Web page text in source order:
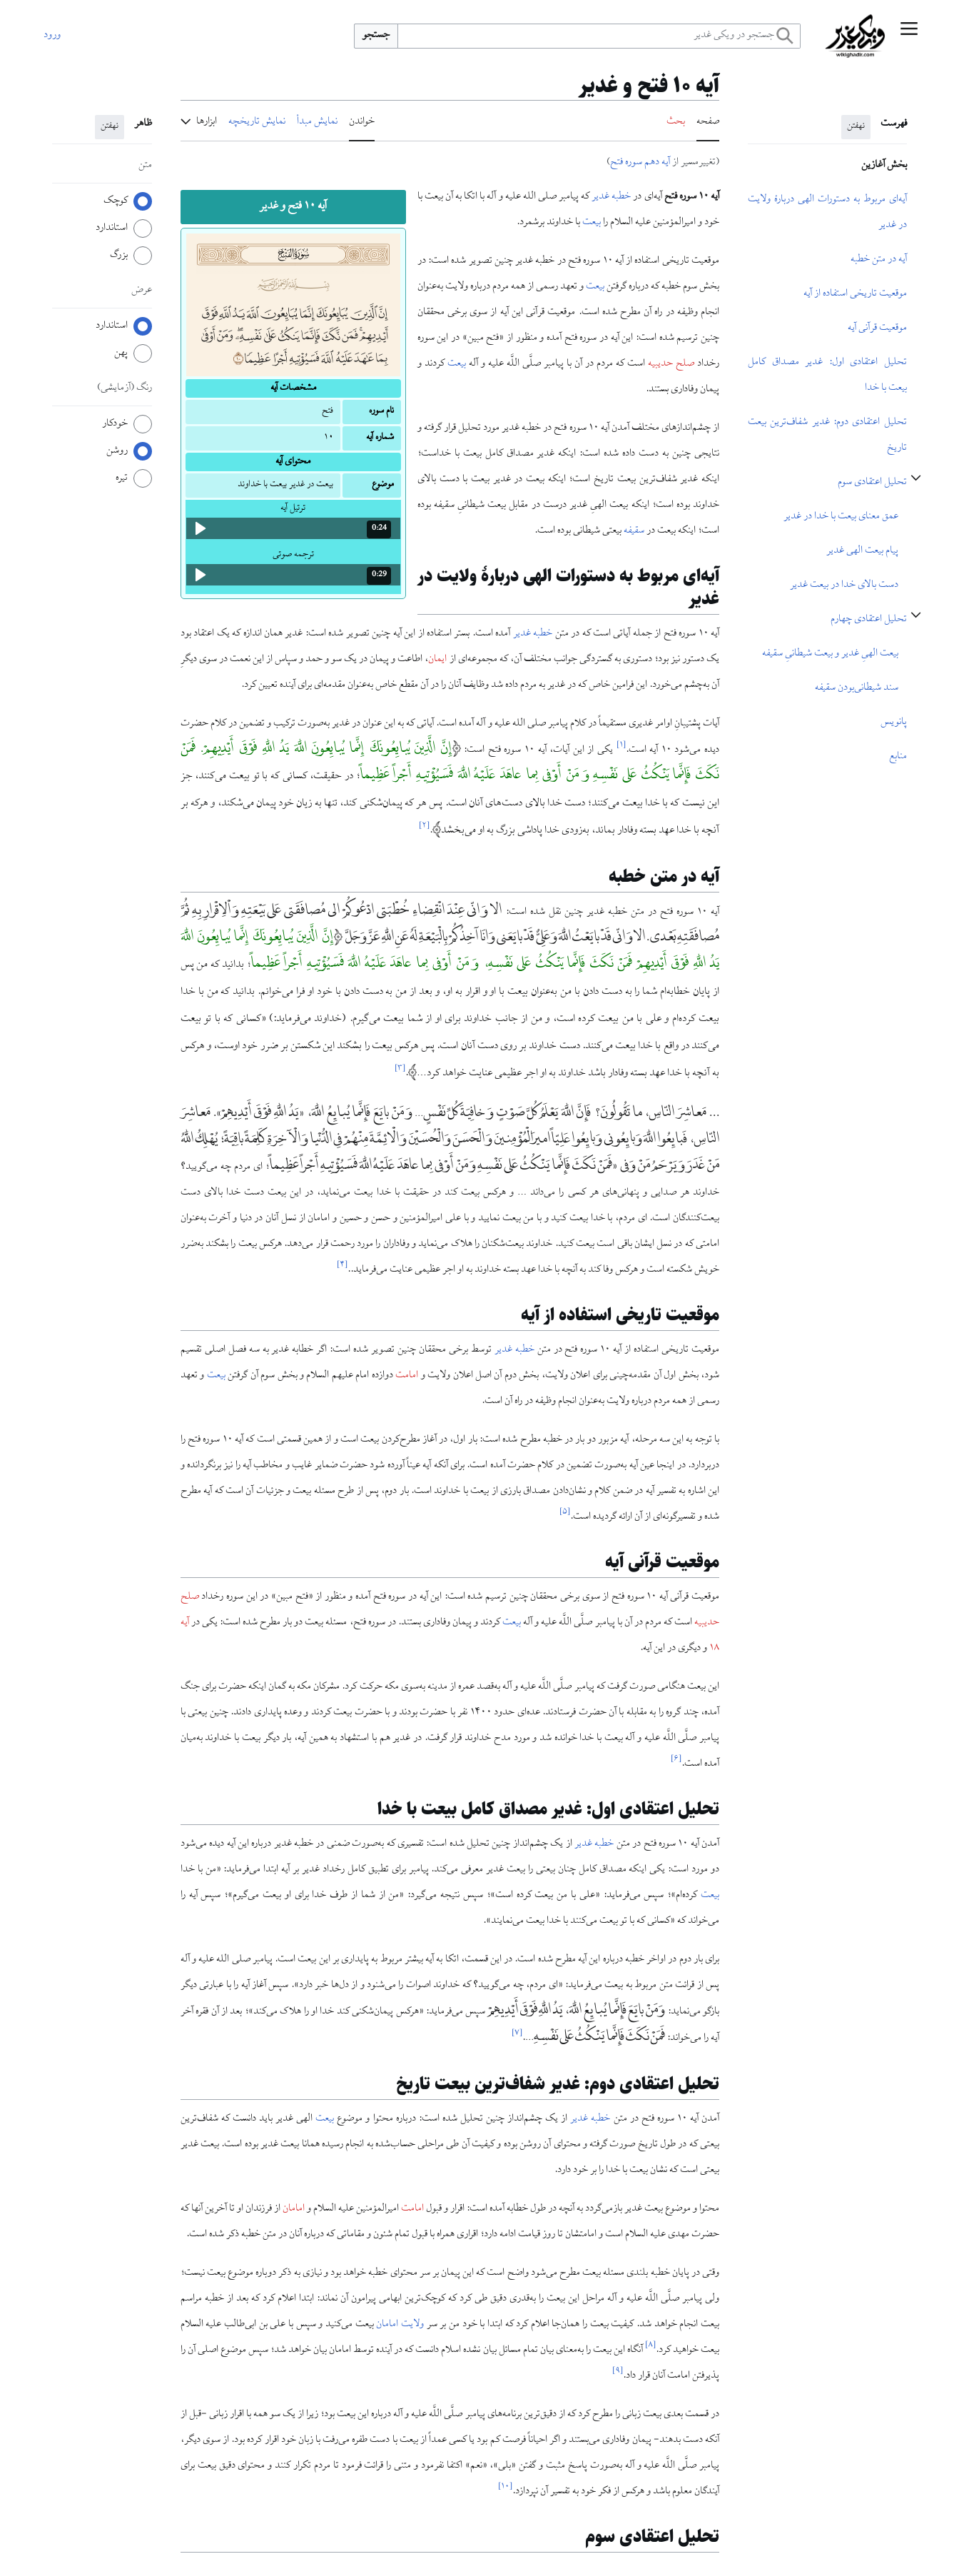
منوی اصلی جستجو ورود
فهرست نهفتن
بخش آغازین
آیه‌ای مربوط به دستورات الهی دربارهٔ ولایت
در غدیر
آیه در متن خطبه
موقعیت تاریخی استفاده از آیه
موقعیت قرآنی آیه
تحلیل اعتقادی اول: غدیر مصداق کامل
بیعت با خدا
تحلیل اعتقادی دوم: غدیر شفاف‌ترین بیعت
تاریخ
تحلیل اعتقادی سوم
تغییر وضعیت زیربخش‌های تحلیل اعتقادی سوم
عمق معنای بیعت با خدا در غدیر
پیام بیعت الهی غدیر
دست بالای خدا در بیعت غدیر
تحلیل اعتقادی چهارم
تغییر وضعیت زیربخش‌های تحلیل اعتقادی چهارم
بیعت الهیِ غدیر و بیعت شیطانیِ سقیفه
سند شیطانی‌بودن سقیفه
پانویس
منابع
آیه ۱۰ فتح و غدیر
صفحه بحث خواندن نمایش مبدأ نمایش تاریخچه ابزارها ظاهر نهفتن
متن
کوچک
استاندارد
بزرگ
عرض
استاندارد
پهن
رنگ(آزمایشی)
خودکار
روشن
تیره
(تغییرمسیر ازآیه دهم سوره فتح)
آیه ۱۰ فتح و غدیر
مشخصات آیه
نام سوره
فتح
شماره آیه
۱۰
محتوای آیه
موضوع
بیعت در غدیر بیعت با خداوند
ترتیل آیه
مدت: 24 ثانیه
0:24
ترجمه صوتی
مدت: 29 ثانیه
0:29
آیه ۱۰ سوره فتح آیه‌ای درخطبه غدیرکه پیامبر صلی الله علیه و آله با اتکا به آن بیعت با
خود و امیرالمؤمنین علیه السلام رابیعتبا خداوند برشمرد.
موقعیت تاریخی استفاده از آیه ۱۰ سوره فتح در خطبه غدیر چنین تصویر شده است: در
بخش سوم خطبه که درباره گرفتنبیعتو تعهد رسمی از همه مردم درباره ولایت به‌عنوان
انجام وظیفه در راه آن مطرح شده است. موقعیت قرآنی این آیه از سوی برخی محققان
چنین ترسیم شده است: این آیه در سوره فتح آمده و منظور از «فتح مبین» در این سوره
رخدادصلح حدیبیهاست که مردم در آن با پیامبر صلَّی اللَّه علیه و آلهبیعتکردند و
پیمان وفاداری بستند.
از چشم‌اندازهای مختلف آمدن آیه ۱۰ سوره فتح در خطبه غدیر مورد تحلیل قرار گرفته و
نتایجی چنین به دست داده شده است: اینکه غدیر مصداق کامل بیعت با خداست؛
اینکه غدیر شفاف‌ترین بیعت تاریخ است؛ اینکه بیعت در غدیر بیعت با دست بالای
خداوند بوده است؛ اینکه بیعت الهیِ غدیر درست در مقابل بیعت شیطانیِ سقیفه بوده
است؛ اینکه بیعت درسقیفهبیعتی شیطانی بوده است.
آیه‌ای مربوط به دستورات الهی دربارهٔ ولایت در
غدیر
آیه ۱۰ سوره فتح از جمله آیاتی است که در متن خطبه غدیرآمده است. بستر استفاده از این آیه چنین تصویر شده است: غدیر همان اندازه که یک اعتقاد بود
یک دستور نیز بود؛ دستوری به گستردگی جوانب مختلف آن، که مجموعه‌ای ازایمان، اطاعت و پیمان در یک سو و حمد و سپاس از این نعمت در سوی دیگرِ
آن به‌چشم می‌خورد. این فرامین خاص که در غدیر به مردم داده شد وظایف آنان را در آن مقطع خاص به‌عنوان مقدمه‌ای برای آینده تعیین کرد.
آیات پشتیبانِ اوامر غدیری مستقیماً در کلام پیامبر صلی الله علیه و آله آمده است. آیاتی که به این عنوان در غدیر به‌صورت ترکیب و تضمین در کلام حضرت
دیده می‌شود ۱۰ آیه است.
[۱] یکی از این آیات، آیه ۱۰ سوره فتح است:
إِنَّ الَّذِینَ یُبایِعُونَکَ إِنَّما یُبایِعُونَ اللَّهَ یَدُ اللَّهِ فَوْقَ أَیْدِیهِمْ. فَمَنْ
نَکَثَ فَإِنَّما یَنْکُثُ عَلی نَفْسِهِ وَ مَنْ أَوْفی بِما عاهَدَ عَلَیْهُ اللَّهَ فَسَیُؤْتِیهِ أَجْراً عَظِیماً؛ در حقیقت، کسانی که با تو بیعت می‌کنند، جز
این نیست که با خدا بیعت می‌کنند؛ دست خدا بالای دست‌های آنان است. پس هر که پیمان‌شکنی کند، تنها به زیان خود پیمان می‌شکند، و هرکه بر
آنچه با خدا عهد بسته وفادار بماند، به‌زودی خدا پاداشی بزرگ به او می‌بخشد .
[۲]
آیه در متن خطبه
آیه ۱۰ سوره فتح در متن خطبه غدیر چنین نقل شده است:
الا وَ انّى عِنْدَ انْقِضاءِ خُطْبَتى ادْعُوكُمْ الى مُصافَقَتى عَلى بَيْعَتِهِ وَ اْلِاقْرارِ بِهِ ثُمَّ
مُصافَقَتِهِ بَعْدى. الا وَ انّى قَدْ بايَعْتُ اللَّهَ وَ عَلِىٌّ قَدْ بايَعَنى وَ انَا آخِذُكُمْ بِالْبَيْعَةِ لَهُ عَنِ اللَّهِ عَزَّ وَجَلَّ إِنَّ الَّذِینَ یُبایِعُونَکَ إِنَّما یُبایِعُونَ اللَّهَ
یَدُ اللَّهِ فَوْقَ أَیْدِیهِمْ فَمَنْ نَکَثَ فَإِنَّما یَنْکُثُ عَلی نَفْسِهِ، وَ مَنْ أَوْفی بِما عاهَدَ عَلَیْهُ اللَّهَ فَسَیُؤْتِیهِ أَجْراً عَظِیماً؛ بدانید که من پس
از پایان خطابه‌ام شما را به دست دادن با من به‌عنوان بیعت با او و اقرار به او، و بعد از من به دست دادن با خود او فرا می‌خوانم. بدانید که من با خدا
بیعت کرده‌ام و علی با من بیعت کرده است، و من از جانب خداوند برای او از شما بیعت می‌گیرم. (خداوند می‌فرماید:) «کسانی که با تو بیعت
می‌کنند در واقع با خدا بیعت می‌کنند. دست خداوند بر روی دست آنان است. پس هرکس بیعت را بشکند این شکستن بر ضرر خود اوست، و هرکس
به آنچه با خدا عهد بسته وفادار باشد خداوند به او اجر عظیمی عنایت خواهد کرد… .
[۳]
... مَعاشِرَ النّاسِ، ما تَقُولُونَ؟ فَإِنَّ اللَّهَ يَعْلَمُ كُلَّ صَوْتٍ وَ خافِيَةَ كُلِّ نَفْسٍ… وَ مَنْ بايَعَ فَإِنَّما يُبايِعُ اللَّهَ، «يَدُ اللَّهِ فَوْقَ أَيْدِيهِمْ». مَعاشِرَ
النّاسِ، فَبايِعُوا اللَّهَ وَ بايِعُونى وَ بايِعُوا عَلِيّاً اميرَالْمُؤْمِنينَ وَ الْحَسَنَ وَ الْحُسَيْنَ وَ الْائِمَّةَ مِنْهُمْ فِى الدُّنْيا وَ الْآخِرَةِ كَلِمَةً باقِيَةً؛ يُهْلِكُ اللَّهُ
مَنْ غَدَرَ وَ يَرْحَمُ مَنْ وَفى «فَمَنْ نَكَثَ فَإِنَّما يَنْكُثُ عَلى نَفْسِهِ وَ مَنْ أَوْفى بِما عاهَدَ عَلَيْهُ اللَّهَ فَسَيُؤْتِيهِ أَجْراً عَظِيماً؛ اى مردم چه مى‌گوييد؟
خداوند هر صدايى و پنهانى‌هاى هر كسى را مى‌داند … و هركس بيعت كند در حقيقت با خدا بيعت مى‌نمايد، در اين بيعت دست خدا بالاى دست
بيعت‌كنندگان است. اى مردم، با خدا بيعت كنيد و با من بيعت نماييد و با على اميرالمؤمنين و حسن و حسين و امامان از نسل آنان در دنيا و آخرت به‌عنوان
امامتى كه در نسل ايشان باقى است بيعت كنيد. خداوند بيعت‌شكنان را هلاک مى‌نمايد و وفاداران را مورد رحمت قرار مى‌دهد. هركس بيعت را بشكند به‌ضرر
خويش شكسته است و هركس وفا كند به آنچه با خدا عهد بسته خداوند به او اجر عظيمى عنايت مى‌فرمايد..[۴]
موقعیت تاریخی استفاده از آیه
موقعیت تاریخی استفاده از آیه ۱۰ سوره فتح در متن خطبه غدیرتوسط برخی محققان چنین تصویر شده است: اگر خطابه غدیر به سه فصل اصلی تقسیم
شود، بخش اول آن مقدمه‌چینی برای اعلان ولایت، بخش دوم آن اصل اعلان ولایت وامامتدوازده امام علیهم السلام و بخش سوم آن گرفتنبیعتو تعهد
رسمی از همه مردم درباره ولایت به‌عنوان انجام وظیفه در راه آن است.
با توجه به این سه مرحله، آیه مزبور دو بار در خطبه مطرح شده است: بار اول، در آغاز مطرح‌کردن بیعت است و از همین قسمتی است که آیه ۱۰ سوره فتح را
دربردارد. در اینجا عین آیه به‌صورت تضمین در کلام حضرت آمده است. برای آنکه آیه عیناً آورده شود حضرت ضمایر غایب و مخاطب آیه را نیز برنگردانده و
این اشاره به تفسیر آیه در ضمن کلام و نشان‌دادن مصداق بارزی از بیعت با خداوند است. بار دوم، پس از طرح مسئله بیعت و جزئیات آن است که آیه مطرح
شده و تفسیرگونه‌ای از آن ارائه گردیده است.[۵]
موقعیت قرآنی آیه
موقعیت قرآنی آیه ۱۰ سوره فتح از سوی برخی محققان چنین ترسیم شده است: این آیه در سوره فتح آمده و منظور از «فتح مبین» در این سوره رخداد
صلح
حدیبیهاست که مردم در آن با پیامبر صلَّی اللَّه علیه و آلهبیعتکردند و پیمان وفاداری بستند. در سوره فتح، مسئله بیعت دو بار مطرح شده است: یکی درآیه
۱۸و دیگری در این آیه.
این بیعت هنگامی صورت گرفت که پیامبر صلَّی اللَّه علیه و آله به‌قصد عمره از مدینه به‌سوی مکه حرکت کرد. مشرکان مکه به گمان اینکه حضرت برای جنگ
آمده، چند گروه را به مقابله با آن حضرت فرستادند. عده‌ای حدود ۱۴۰۰ نفر با حضرت بودند و با حضرت بیعت کردند و وعده پایداری دادند. چنین بیعتی با
پیامبر صلَّی اللَّه علیه و آله بیعت با خدا خوانده شد و مورد مدح خداوند قرار گرفت. در غدیر هم با استشهاد به همین آیه، بار دیگر بیعت با خداوند به‌میان
آمده است.[۶]
تحلیل اعتقادی اول: غدیر مصداق کامل بیعت با خدا
آمدن آیه ۱۰ سوره فتح در متن خطبه غدیراز یک چشم‌انداز چنین تحلیل شده است: تفسیری که به‌صورت ضمنی در خطبه غدیر درباره این آیه دیده می‌شود
دو مورد است: یکی اینکه مصداق کامل چنان بیعتی را بیعت غدیر معرفی می‌کند. پیامبر برای تطبیق کامل رخداد غدیر بر آیه ابتدا می‌فرماید: «من با خدا
بیعتکرده‌ام»؛ سپس می‌فرماید: «علی با من بیعت کرده است»؛ سپس نتیجه می‌گیرد: «من از شما از طرف خدا برای او بیعت می‌گیرم»؛ سپس آیه را
می‌خواند که «کسانی که با تو بیعت می‌کنند با خدا بیعت می‌نمایند».
برای بار دوم در اواخر خطبه درباره این آیه مطرح شده است. در این قسمت، اتکا به آیه بیشتر مربوط به پایداری بر این بیعت است. پیامبر صلی الله علیه و آله
پس از قرائت متن مربوط به بیعت می‌فرماید: «ای مردم، چه می‌گویید؟ که خداوند اصوات را می‌شنود و از دل‌ها خبر دارد». سپس آغاز آیه را با عبارتی دیگر
بازگو می‌نماید: وَ مَنْ بايَعَ فَإِنَّما يُبايِعُ اللَّهَ، يَدُ اللَّهِ فَوْقَ أَيْدِيهِمْسپس می‌فرماید: «هرکس پیمان‌شکنی کند خدا او را هلاک می‌کند»؛ بعد از آن فقره آخر
آیه را می‌خواند:فَمَنْ نَكَثَ فَإِنَّما يَنْكُثُ عَلى نَفْسِهِ….
[۷]
تحلیل اعتقادی دوم: غدیر شفاف‌ترین بیعت تاریخ
آمدن آیه ۱۰ سوره فتح در متن خطبه غدیراز یک چشم‌انداز چنین تحلیل شده است: درباره محتوا و موضوعبیعتالهی غدیر باید دانست که شفاف‌ترین
بیعتی که در طول تاریخ صورت گرفته و محتوای آن روشن بوده و کیفیت آن طی مراحلی حساب‌شده به انجام رسیده همانا بیعت غدیر بوده است. بیعت غدیر
بیعتی است که نشان بیعت با خدا را بر خود دارد.
محتوا و موضوع بیعت غدیر بازمی‌گردد به آنچه در طول خطابه آمده است: اقرار و قبولامامتامیرالمؤمنین علیه السلام واماماناز فرزندان او تا آخرین آنها که
حضرت مهدی علیه السلام است و امامتشان تا روز قیامت ادامه دارد؛ اقراری همراه با قبول تمام شئون و مقاماتی که درباره آنان در متن خطبه ذکر شده است.
وقتی در پایان خطبه بلندی مسئله بیعت مطرح می‌شود واضح است که این پیمان بر سر محتوای خطبه خواهد بود و نیازی به ذکر دوباره موضوع بیعت نیست؛
ولی پیامبر صلَّی اللَّه علیه و آله مراحل این بیعت را به‌قدری دقیق طی کرد که کوچک‌ترین ابهامی پیرامون آن نماند: ابتدا اعلام کرد که بعد از خطبه مراسم
بیعت انجام خواهد شد. کیفیت بیعت را همان‌جا اعلام کرد که ابتدا با خود من بر سرولایت امامانبیعت می‌کنید و سپس با علی بن ابی‌طالب علیه السلام
بیعت خواهید کرد.[۸]آنگاه این بیعت را به‌معنای بیان تمام مسائل بیان نشده اسلام دانست که در آینده توسط امامان بیان خواهد شد؛ سپس موضوع اصلی آن را
پذیرفتن امامت آنان قرار داد.[۹]
در قسمت بعدی بیعت زبانی را مطرح کرد که از دقیق‌ترین برنامه‌های پیامبر صلَّی اللَّه علیه و آله درباره این بیعت بود؛ زیرا از یک سو همه با اقرار زبانی -قبل از
آنکه دست بدهند- پیمان وفاداری می‌بستند و اگر احیاناً فرصت کم بود یا کسی عمداً از بیعت با دست طفره می‌رفت با زبان خود اقرار کرده بود. از سوی دیگر،
پیامبر صلَّی اللَّه علیه و آله به‌صورت پاسخ مثبت و گفتن «بلی»، «نعم» اکتفا نفرمود و متنی را قرائت فرمود تا مردم تکرار کنند و محتوای دقیق بیعت برای
آیندگان معلوم باشد و هرکس از فکر خود به تفسیر آن نپردازد.[۱۰]
تحلیل اعتقادی سوم